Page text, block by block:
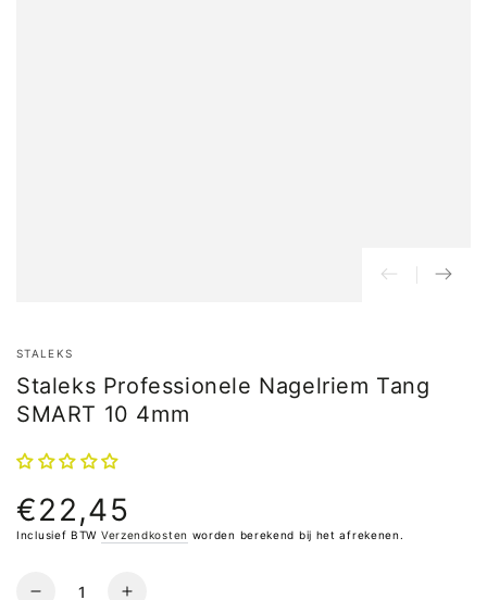
STALEKS
Staleks Professionele Nagelriem Tang
SMART 10 4mm
Normale
prijs
€22,45
Inclusief BTW Verzendkosten worden berekend bij het afrekenen.
Hoeveelheid